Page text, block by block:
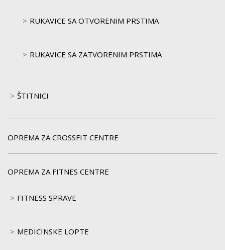
RUKAVICE SA OTVORENIM PRSTIMA
RUKAVICE SA ZATVORENIM PRSTIMA
ŠTITNICI
OPREMA ZA CROSSFIT CENTRE
OPREMA ZA FITNES CENTRE
FITNESS SPRAVE
MEDICINSKE LOPTE